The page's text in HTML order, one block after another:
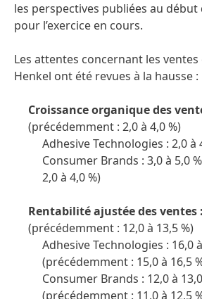
les perspectives publiées au
pour l’exercice en cours.
Les attentes concernant les
Henkel ont été revues à la hausse :
Croissance organique des
(précédemment : 2,0 à 4,0 %)
Adhesive Technologies : 2,0 à
Consumer Brands : 3,0 à 5,0 %
2,0 à 4,0 %)
Rentabilité ajustée des ventes :
(précédemment : 12,0 à 13,5 %)
Adhesive Technologies : 16,0
(précédemment : 15,0 à 16,5
Consumer Brands : 12,0 à
(précédemment : 11,0 à 12,5